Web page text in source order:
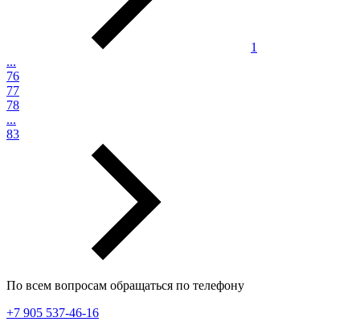
1
...
76
77
78
...
83
По всем вопросам обращаться по телефону
+7 905 537-46-16